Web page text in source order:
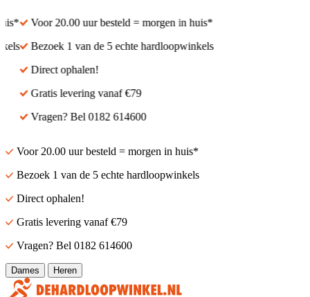
Voor 20.00 uur besteld = morgen in huis*
Bezoek 1 van de 5 echte hardloopwinkels
Direct ophalen!
Gratis levering vanaf €79
Vragen? Bel 0182 614600
Voor 20.00 uur besteld = morgen in huis*
Bezoek 1 van de 5 echte hardloopwinkels
Direct ophalen!
Gratis levering vanaf €79
Vragen? Bel 0182 614600
Dames Heren